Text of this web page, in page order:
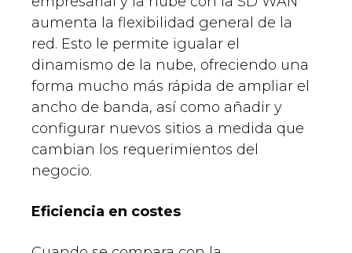
aumenta la flexibilidad general de la
red. Esto le permite igualar el
dinamismo de la nube, ofreciendo una
forma mucho más rápida de ampliar el
ancho de banda, así como añadir y
configurar nuevos sitios a medida que
cambian los requerimientos del
negocio.
Eficiencia en costes